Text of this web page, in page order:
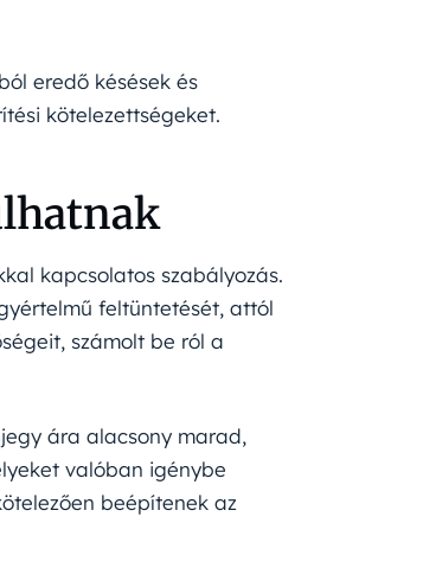
eredő késések és
kötelezettségeket.
kapcsolatos szabályozás.
feltüntetését, attól
számolt be ról a
ára alacsony marad,
valóban igénybe
beépítenek az